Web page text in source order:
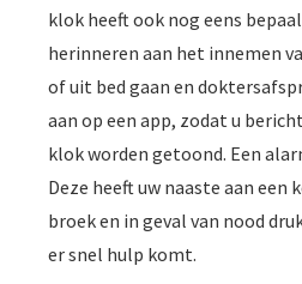
klok heeft ook nog eens
herinneren aan het innemen
of uit bed gaan en
aan op een app, zodat u
klok worden getoond. Een
Deze heeft uw naaste aan
broek en in geval van nood
er snel hulp komt.